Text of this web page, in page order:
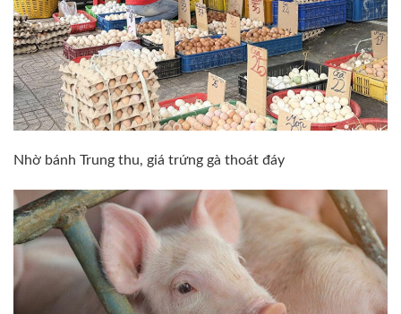
Nhờ bánh Trung thu, giá trứng gà thoát đáy